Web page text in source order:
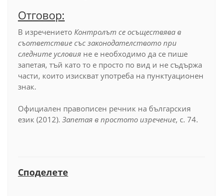
Отговор:
В изречението Контролът се осъществява в
съответствие със законодателството при
следните условия не е необходимо да се пише
запетая, тъй като то е просто по вид и не съдържа
части, които изискват употреба на пунктуационен
знак.
Официален правописен речник на българския
език (2012). Запетая в простото изречение, с. 74.
Споделете